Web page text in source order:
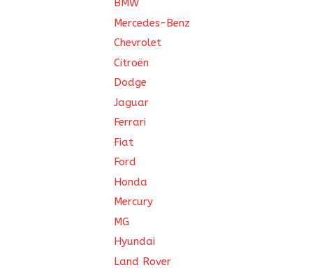
BMW
Mercedes-Benz
Chevrolet
Citroën
Dodge
Jaguar
Ferrari
Fiat
Ford
Honda
Mercury
MG
Hyundai
Land Rover